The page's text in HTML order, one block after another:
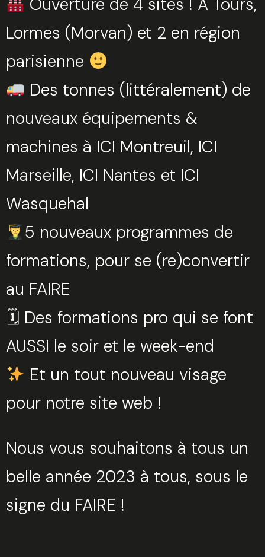
Ouverture de 4 sites ! À Tours,
Lormes (Morvan) et 2 en région
parisienne
Des tonnes (littéralement) de
nouveaux équipements &
machines à ICI Montreuil, ICI
Marseille, ICI Nantes et ICI
Wasquehal
5 nouveaux programmes de
formations, pour se (re)convertir
au FAIRE
🗓 Des formations pro qui se font
AUSSI le soir et le week-end
Et un tout nouveau visage
pour notre site web !
Nous vous souhaitons à tous un
belle année 2023 à tous, sous le
signe du FAIRE !
Trouvez votre session